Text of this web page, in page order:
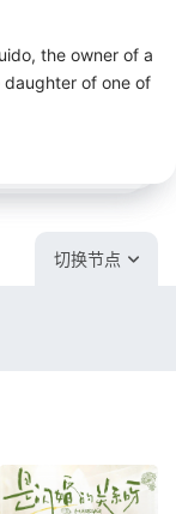
the owner of a
daughter of one of
切换节点